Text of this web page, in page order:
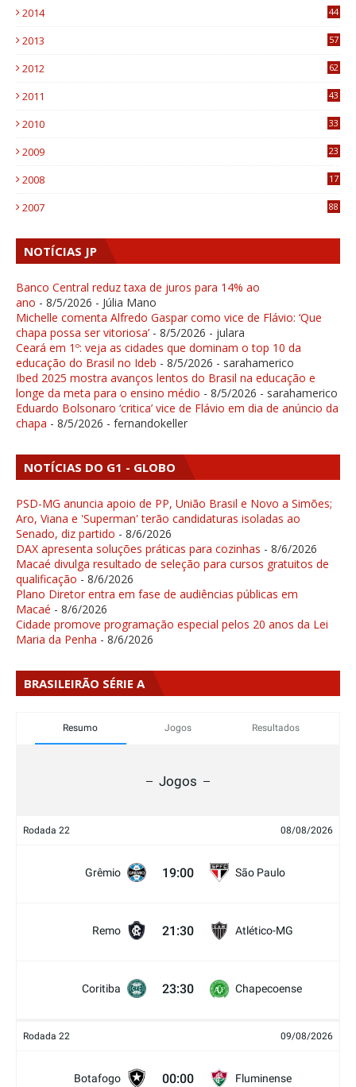
2014
44
2013
57
2012
62
2011
43
2010
33
2009
23
2008
17
2007 88
NOTÍCIAS JP
Banco Central reduz taxa de juros para 14% ao
ano - 8/5/2026 - Júlia Mano
Michelle comenta Alfredo Gaspar como vice de Flávio: ‘Que
chapa possa ser vitoriosa’ - 8/5/2026 - julara
Ceará em 1º: veja as cidades que dominam o top 10 da
educação do Brasil no Ideb - 8/5/2026 - sarahamerico
Ibed 2025 mostra avanços lentos do Brasil na educação e
longe da meta para o ensino médio - 8/5/2026 - sarahamerico
Eduardo Bolsonaro ‘critica’ vice de Flávio em dia de anúncio da
chapa - 8/5/2026 - fernandokeller
NOTÍCIAS DO G1 - GLOBO
PSD-MG anuncia apoio de PP, União Brasil e Novo a Simões;
Aro, Viana e 'Superman' terão candidaturas isoladas ao
Senado, diz partido - 8/6/2026
DAX apresenta soluções práticas para cozinhas - 8/6/2026
Macaé divulga resultado de seleção para cursos gratuitos de
qualificação - 8/6/2026
Plano Diretor entra em fase de audiências públicas em
Macaé - 8/6/2026
Cidade promove programação especial pelos 20 anos da Lei
Maria da Penha - 8/6/2026
BRASILEIRÃO SÉRIE A
Resumo Jogos Resultados
Jogos
Rodada 22 08/08/2026
Grêmio 19:00 São Paulo
Remo 21:30 Atlético-MG
Coritiba 23:30 Chapecoense
Rodada 22 09/08/2026
Botafogo 00:00 Fluminense